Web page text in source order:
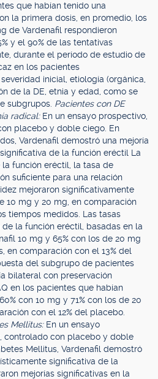
que habían tenido una
la primera dosis, en promedio, los
de Vardenafil respondieron
y el 90% de las tentativas
durante el período de estudio de
en los pacientes
inicial, etiología (orgánica,
de la DE, etnia y edad, como se
subgrupos. Pacientes con DE
radical: En un ensayo prospectivo,
placebo y doble ciego. En
Vardenafil demostró una mejoría
de la función eréctil La
función eréctil, la tasa de
suficiente para una relación
mejoraron significativamente
10 mg y 20 mg, en comparación
tiempos medidos. Las tasas
la función eréctil, basadas en la
10 mg y 65% con los de 20 mg
en comparación con el 13% del
del subgrupo de pacientes
bilateral con preservación
en los pacientes que habían
con 10 mg y 71% con los de 20
con el 12% del placebo.
Mellitus: En un ensayo
controlado con placebo y doble
Mellitus, Vardenafil demostró
significativa de la
mejorías significativas en la